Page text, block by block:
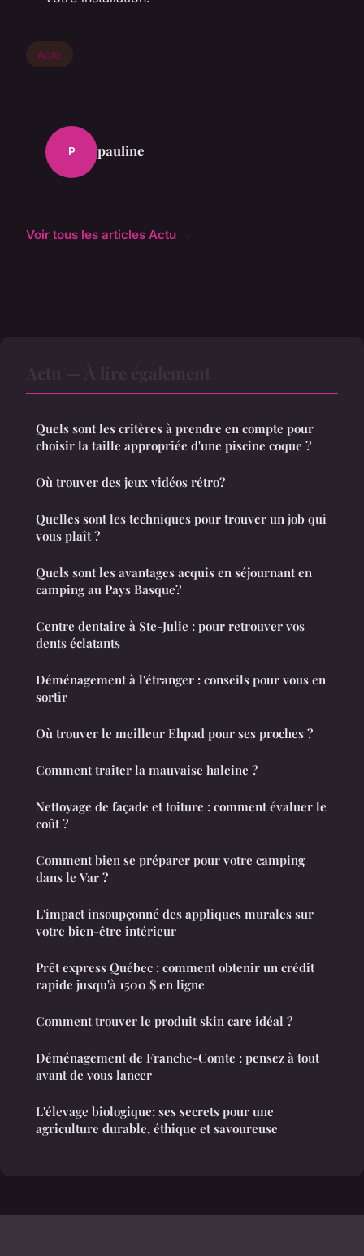
Actu
P pauline
Voir tous les articles Actu →
Quels sont les critères à prendre en compte pour
choisir la taille appropriée d'une piscine coque ?
Où trouver des jeux vidéos rétro?
Quelles sont les techniques pour trouver un job qui
vous plaît ?
Quels sont les avantages acquis en séjournant en
camping au Pays Basque?
Centre dentaire à Ste-Julie : pour retrouver vos
dents éclatants
Déménagement à l'étranger : conseils pour vous en
sortir
Où trouver le meilleur Ehpad pour ses proches ?
Comment traiter la mauvaise haleine ?
Nettoyage de façade et toiture : comment évaluer le
coût ?
Comment bien se préparer pour votre camping
dans le Var ?
L'impact insoupçonné des appliques murales sur
votre bien-être intérieur
Prêt express Québec : comment obtenir un crédit
rapide jusqu'à 1500 $ en ligne
Comment trouver le produit skin care idéal ?
Déménagement de Franche-Comte : pensez à tout
avant de vous lancer
L'élevage biologique: ses secrets pour une
agriculture durable, éthique et savoureuse